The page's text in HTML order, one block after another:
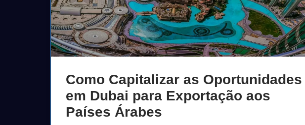
Como Capitalizar as Oportunidades
em Dubai para Exportação aos
Países Árabes